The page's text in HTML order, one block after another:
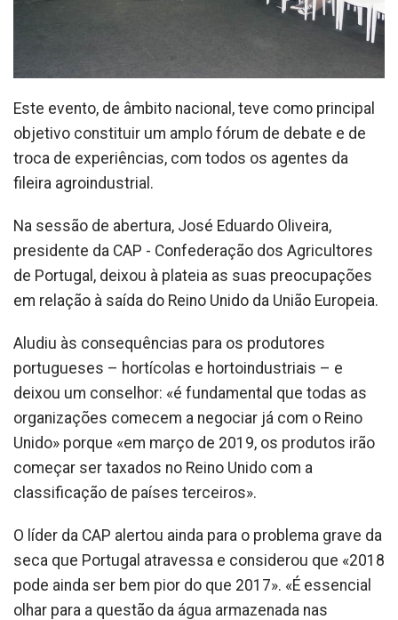
Este evento, de âmbito nacional, teve como principal
objetivo constituir um amplo fórum de debate e de
troca de experiências, com todos os agentes da
fileira agroindustrial.
Na sessão de abertura, José Eduardo Oliveira,
presidente da CAP - Confederação dos Agricultores
de Portugal, deixou à plateia as suas preocupações
em relação à saída do Reino Unido da União Europeia.
Aludiu às consequências para os produtores
portugueses – hortícolas e hortoindustriais – e
deixou um conselhor: «é fundamental que todas as
organizações comecem a negociar já com o Reino
Unido» porque «em março de 2019, os produtos irão
começar ser taxados no Reino Unido com a
classificação de países terceiros».
O líder da CAP alertou ainda para o problema grave da
seca que Portugal atravessa e considerou que «2018
pode ainda ser bem pior do que 2017». «É essencial
olhar para a questão da água armazenada nas